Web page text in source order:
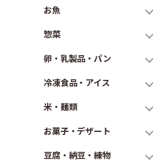
お魚
惣菜
卵・乳製品・パン
冷凍食品・アイス
米・麺類
お菓子・デザート
豆腐・納豆・練物